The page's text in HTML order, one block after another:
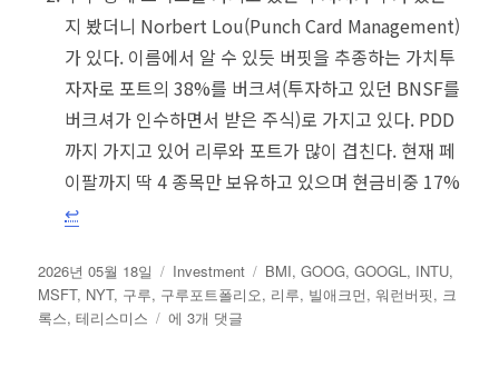
지 봤더니 Norbert Lou(Punch Card Management)
가 있다. 이름에서 알 수 있듯 버핏을 추종하는 가치투
자자로 포트의 38%를 버크셔(투자하고 있던 BNSF를
버크셔가 인수하면서 받은 주식)로 가지고 있다. PDD
까지 가지고 있어 리루와 포트가 많이 겹친다. 현재 페
이팔까지 딱 4 종목만 보유하고 있으며 현금비중 17%
↩︎
작
성
일
2026년 05월 18일
카
테
고
Investment
태
그
BMI,GOOG,GOOGL, INTU,
MSFT, NYT, 구루, 구루포트폴리오, 리루, 빌애크먼,워런버핏, 크
록스,테리스미스
구
에 3개 댓글